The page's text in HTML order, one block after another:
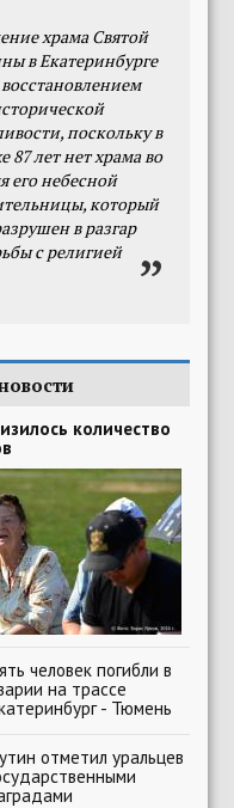
храма Святой
в Екатеринбурге
поскольку в
87 лет нет храма во
его небесной
который
в разгар
с религией
количество
человек погибли в
на трассе
- Тюмень
отметил уральцев